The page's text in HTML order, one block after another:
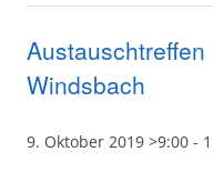
Windsbach
9. Oktober 2019 >9:00 -